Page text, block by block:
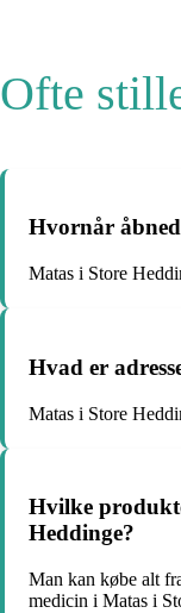
Ofte
Hvornår
Matas i Store
Hvad er
Matas i Store
Hvilke
Heddinge?
Man kan købe alt
medicin i Matas i